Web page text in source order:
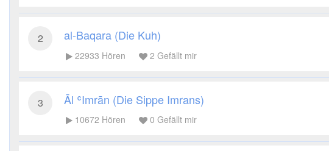
2 al-Baqara (Die Kuh)
22933 Hören 2 Gefällt mir
3 Āl ʿImrān (Die Sippe Imrans)
10672 Hören 0 Gefällt mir